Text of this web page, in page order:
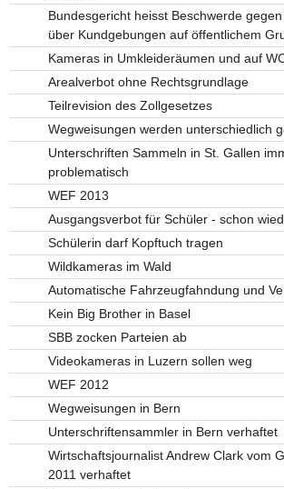
Bundesgericht heisst Beschwerde
über Kundgebungen auf öffentlichem
Kameras in Umkleideräumen und auf
Arealverbot ohne Rechtsgrundlage
Teilrevision des Zollgesetzes
Wegweisungen werden unterschiedlich
Unterschriften Sammeln in St. Gallen
problematisch
WEF 2013
Ausgangsverbot für Schüler - schon
Schülerin darf Kopftuch tragen
Wildkameras im Wald
Automatische Fahrzeugfahndung und
Kein Big Brother in Basel
SBB zocken Parteien ab
Videokameras in Luzern sollen weg
WEF 2012
Wegweisungen in Bern
Unterschriftensammler in Bern verhaftet
Wirtschaftsjournalist Andrew Clark vom
2011 verhaftet